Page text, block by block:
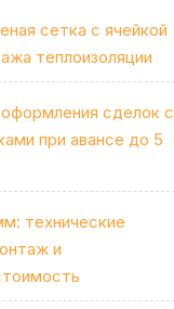
сетка с ячейкой
теплоизоляции
сделок с
при авансе до 5
технические
и